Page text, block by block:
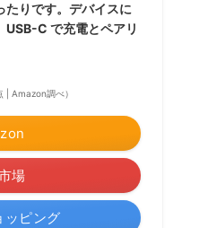
たりです。デバイスに
USB-C で充電とペアリ
| Amazon調べ）
場
ッピング